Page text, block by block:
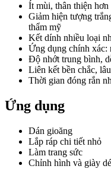
Ít mùi, thân thiện
Giảm hiện tượng
thẩm mỹ
Kết dính nhiều loại
Ứng dụng chính xác:
Độ nhớt trung bình,
Liên kết bền chắc,
Thời gian đóng rắn
Ứng dụng
Dán gioăng
Lắp ráp chi tiết nhỏ
Làm trang sức
Chỉnh hình và giày